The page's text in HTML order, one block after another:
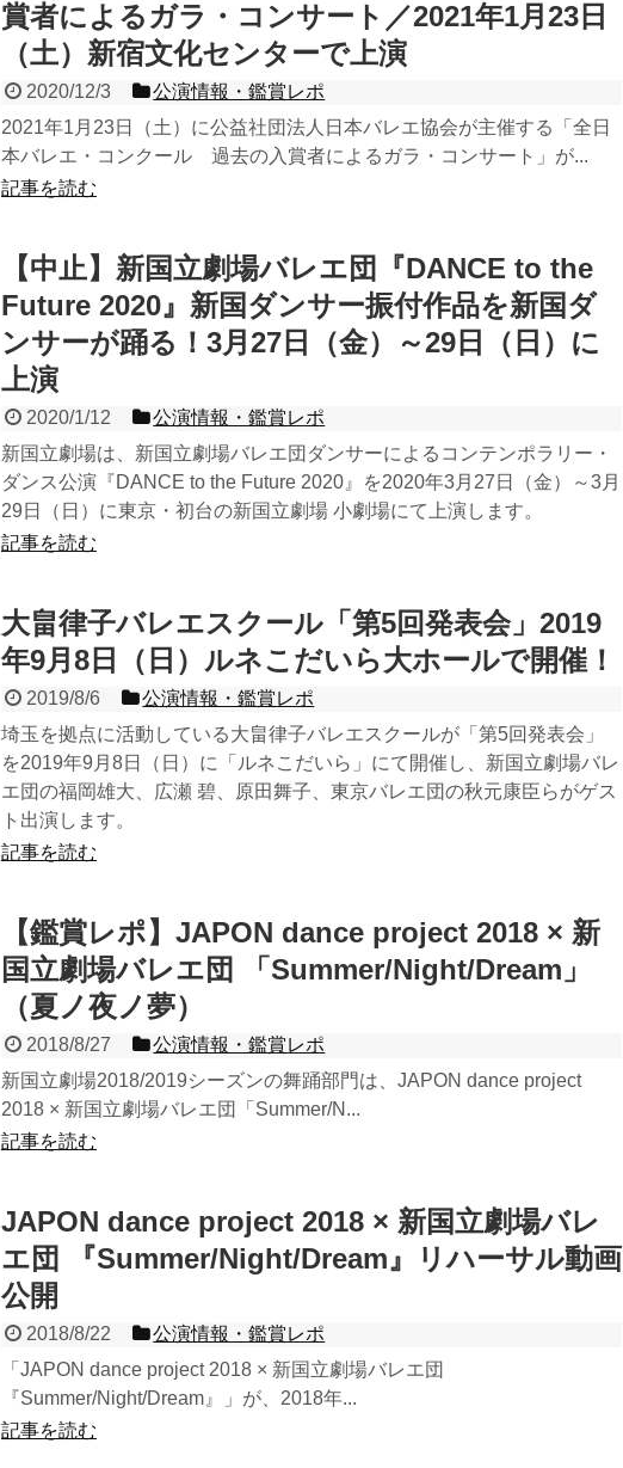
賞者によるガラ・コンサート／2021年1月23日
（土）新宿文化センターで上演
2020/12/3
公演情報・鑑賞レポ
2021年1月23日（土）に公益社団法人日本バレエ協会が主催する「全日
本バレエ・コンクール 過去の入賞者によるガラ・コンサート」が...
記事を読む
【中止】新国立劇場バレエ団『DANCE to the
Future 2020』新国ダンサー振付作品を新国ダ
ンサーが踊る！3月27日（金）～29日（日）に
上演
2020/1/12
公演情報・鑑賞レポ
新国立劇場は、新国立劇場バレエ団ダンサーによるコンテンポラリー・
ダンス公演『DANCE to the Future 2020』を2020年3月27日（金）～3月
29日（日）に東京・初台の新国立劇場 小劇場にて上演します。
記事を読む
大畠律子バレエスクール「第5回発表会」2019
年9月8日（日）ルネこだいら大ホールで開催！
2019/8/6
公演情報・鑑賞レポ
埼玉を拠点に活動している大畠律子バレエスクールが「第5回発表会」
を2019年9月8日（日）に「ルネこだいら」にて開催し、新国立劇場バレ
エ団の福岡雄大、広瀬 碧、原田舞子、東京バレエ団の秋元康臣らがゲス
ト出演します。
記事を読む
【鑑賞レポ】JAPON dance project 2018 × 新
国立劇場バレエ団 「Summer/Night/Dream」
（夏ノ夜ノ夢）
2018/8/27
公演情報・鑑賞レポ
新国立劇場2018/2019シーズンの舞踊部門は、JAPON dance project
2018 × 新国立劇場バレエ団「Summer/N...
記事を読む
JAPON dance project 2018 × 新国立劇場バレ
エ団 『Summer/Night/Dream』リハーサル動画
公開
2018/8/22
公演情報・鑑賞レポ
「JAPON dance project 2018 × 新国立劇場バレエ団
『Summer/Night/Dream』」が、2018年...
記事を読む